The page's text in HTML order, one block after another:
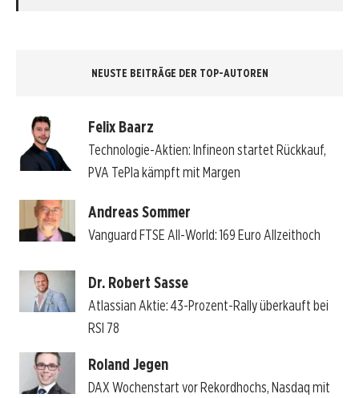
NEUSTE BEITRÄGE DER TOP-AUTOREN
Felix Baarz
Technologie-Aktien: Infineon startet Rückkauf,
PVA TePla kämpft mit Margen
Andreas Sommer
Vanguard FTSE All-World: 169 Euro Allzeithoch
Dr. Robert Sasse
Atlassian Aktie: 43-Prozent-Rally überkauft bei
RSI 78
Roland Jegen
DAX Wochenstart vor Rekordhochs, Nasdaq mit